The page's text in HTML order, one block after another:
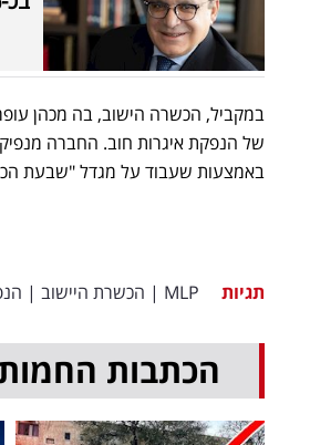
באמצעות שעבוד על מגדל "שבעת
תגיות MLP
| הכשרת היישוב |
הכתבות